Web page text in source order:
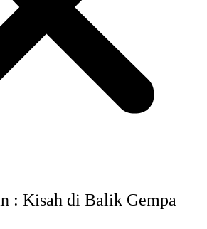
: Kisah di Balik Gempa